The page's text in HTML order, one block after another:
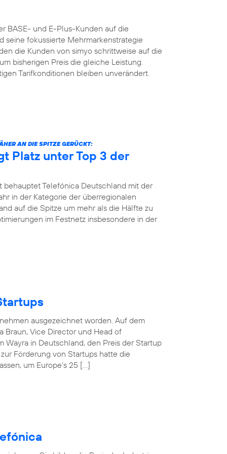
BASE- und E-Plus-Kunden auf die
seine fokussierte Mehrmarkenstrategie
die Kunden von simyo schrittweise auf die
bisherigen Preis die gleiche Leistung.
Tarifkonditionen bleiben unverändert.
AN DIE SPITZE GERÜCKT:
Platz unter Top 3 der
Telefónica Deutschland mit der
in der Kategorie der überregionalen
auf die Spitze um mehr als die Hälfte zu
im Festnetz insbesondere in der
ausgezeichnet worden. Auf dem
Braun, Vice Director und Head of
in Deutschland, den Preis der Startup
Förderung von Startups hatte die
um Europe’s 25 […]